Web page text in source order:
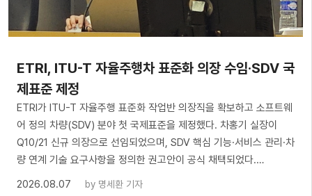
ETRI, ITU-T 자율주행차 표준화 의장 수임·SDV 국
제표준 제정
ETRI가 ITU-T 자율주행 표준화 작업반 의장직을 확보하고 소프트웨
어 정의 차량(SDV) 분야 첫 국제표준을 제정했다. 차홍기 실장이
Q10/21 신규 의장으로 선임되었으며, SDV 핵심 기능·서비스 관리·차
량 연계 기술 요구사항을 정의한 권고안이 공식 채택되었다.…
2026.08.07
by 명세환 기자